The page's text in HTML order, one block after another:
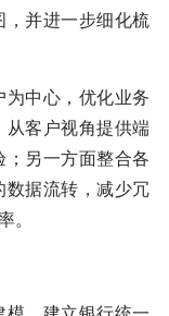
，并进一步细化梳
中心，优化业务
从客户视角提供端
另一方面整合各
数据流转，减少冗
。